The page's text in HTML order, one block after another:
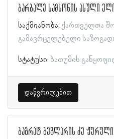
ბარბალე სამსონის ასული
საქმიანობა: ქართველთა
გამავრცელებელი
სტატუსი: ბათუმის
დაწვრილებით
ბაგრატ ბეგლარის ძე ჟურული